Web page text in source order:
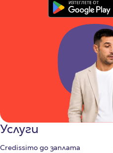
Услуги
Credissimo до заплата